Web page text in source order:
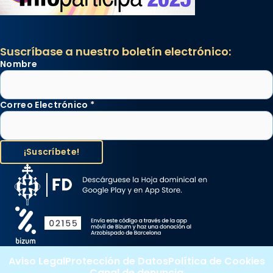
Suscríbase a nuestro boletín electrónico:
Nombre
Correo Electrónico *
Aviso LegalProtección de DatosPolítica de Cookies